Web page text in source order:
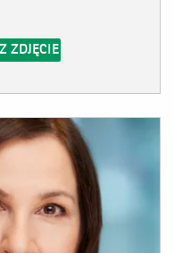
ZDJĘCIE